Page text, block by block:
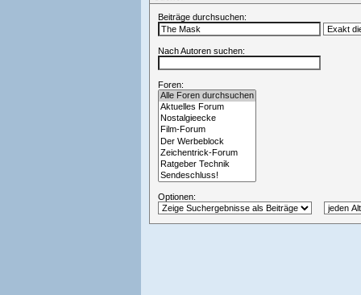
Beiträge durchsuchen:
Nach Autoren suchen:
Foren:
Optionen: